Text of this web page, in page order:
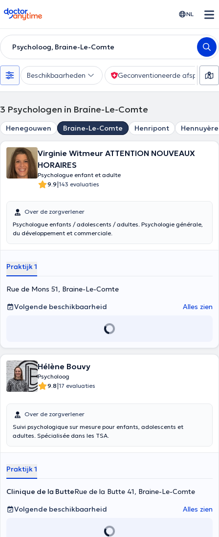
doctoranytime NL
Psycholoog, Braine-Le-Comte
Beschikbaarheden Geconventioneerde afspraak
3 Psychologen in Braine-Le-Comte
Henegouwen Braine-Le-Comte Henripont
Virginie Witmeur ATTENTION NOUVEAUX
HORAIRES
Psychologue enfant et adulte
9.9|143 evaluaties
Over de zorgverlener
Psychologue enfants / adolescents / adultes. Psychologie générale,
du développement et commerciale.
Praktijk 1
Rue de Mons 51, Braine-Le-Comte
Volgende beschikbaarheid
Alles zien
Hélène Bouvy
Psycholoog
9.8|17 evaluaties
Over de zorgverlener
Suivi psychologique sur mesure pour enfants, adolescents et
adultes. Spécialisée dans les TSA.
Praktijk 1
Clinique de la ButteRue de la Butte 41, Braine-Le-Comte
Volgende beschikbaarheid
Alles zien